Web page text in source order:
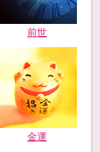
前世
金運